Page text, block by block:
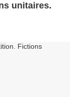
unitaires.